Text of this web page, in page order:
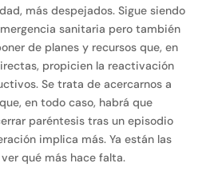
más despejados. Sigue siendo
sanitaria pero también
de planes y recursos que, en
propicien la reactivación
Se trata de acercarnos a
en todo caso, habrá que
paréntesis tras un episodio
implica más. Ya están las
qué más hace falta.